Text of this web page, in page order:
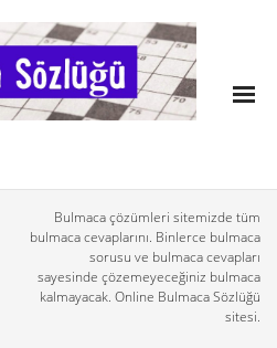
Bulmaca çözümleri sitemizde tüm
bulmaca cevaplarını. Binlerce bulmaca
sorusu ve bulmaca cevapları
sayesinde çözemeyeceğiniz bulmaca
kalmayacak. Online Bulmaca Sözlüğü
sitesi.